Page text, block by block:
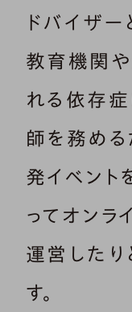
ドバイザー
教育機関
れる依存
師を務める
発イベント
ってオンラ
運営したり
す。